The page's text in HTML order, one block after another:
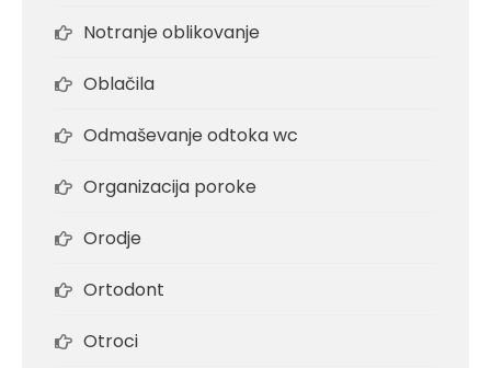
Notranje oblikovanje
Oblačila
Odmaševanje odtoka wc
Organizacija poroke
Orodje
Ortodont
Otroci